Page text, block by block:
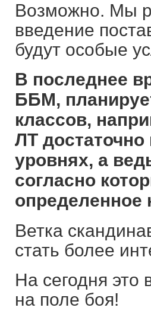
Возможно. Мы
введение
будут особые
В последнее
ББМ,
классов,
ЛТ
уровнях, а
согласно
определенное
Ветка
стать более
На сегодня это
на поле боя!